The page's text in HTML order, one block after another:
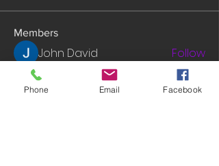
Members
John David
Follow
Rashmika Khawale
Follow
Phone Email Facebook